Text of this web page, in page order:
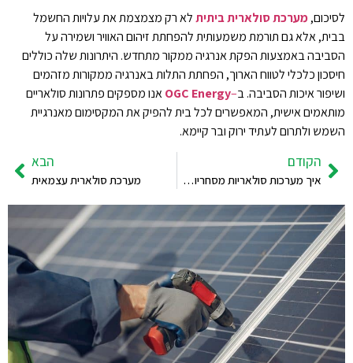
לסיכום,מערכת סולארית ביתיתלא רק מצמצמת את עלויות החשמל
בבית, אלא גם תורמת משמעותית להפחתת זיהום האוויר ושמירה על
הסביבה באמצעות הפקת אנרגיה ממקור מתחדש. היתרונות שלה כוללים
חיסכון כלכלי לטווח הארוך, הפחתת התלות באנרגיה ממקורות מזהמים
ושיפור איכות הסביבה. ב–
OGC Energyאנו מספקים פתרונות סולאריים
מותאמים אישית, המאפשרים לכל בית להפיק את המקסימום מאנרגיית
השמש ולתרום לעתיד ירוק ובר קיימא.
הקודם
איך מערכות סולאריות מסחריות תורמות לצמצום עלויות החשמל לעסקים?
הבא
מערכת סולארית עצמאית